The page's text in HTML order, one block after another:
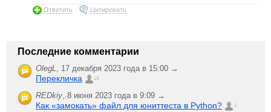
Ответить Цитировать
Последние комментарии
OlegL 17 декабря 2023 года в 15:00 →
Перекличка 21
REDkiy 8 июня 2023 года в 9:09 →
Как «замокать» файл для юниттеста в Python? 2